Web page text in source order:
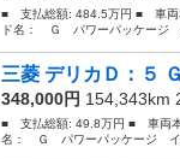
■ 支払総額: 484.5万円 ■ 車
ド名： Ｇ パワーパッケージ
三菱 デリカＤ：５
348,000円 154,343km
■ 支払総額: 49.8万円 ■ 車両
名： Ｇ パワーパッケージ イ